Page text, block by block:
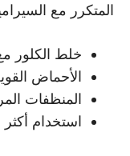
المتكرر مع
خلط الكلور
الأحماض
المنظفات
استخدام